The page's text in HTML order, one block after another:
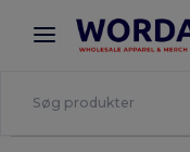
× Wordans-
Bedre priser i